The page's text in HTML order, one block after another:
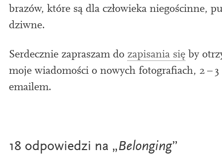
brazów, które są dla człow­ieka niegoś­cinne,
dziwne.
Serdecznie zapraszam do zap­is­ania się by
moje wiado­mości o now­ych foto­grafiach, 2 – 3
emailem.
18 odpowiedzi na „Belonging”